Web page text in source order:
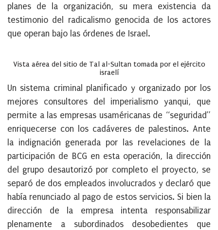
planes de la organización, su mera existencia da
testimonio del radicalismo genocida de los actores
que operan bajo las órdenes de Israel.
Vista aérea del sitio de Tal al-Sultan tomada por el ejército
israelí
Un sistema criminal planificado y organizado por los
mejores consultores del imperialismo yanqui, que
permite a las empresas usaméricanas de “seguridad”
enriquecerse con los cadáveres de palestinos. Ante
la indignación generada por las revelaciones de la
participación de BCG en esta operación, la dirección
del grupo desautorizó por completo el proyecto, se
separó de dos empleados involucrados y declaró que
había renunciado al pago de estos servicios. Si bien la
dirección de la empresa intenta responsabilizar
plenamente a subordinados desobedientes que